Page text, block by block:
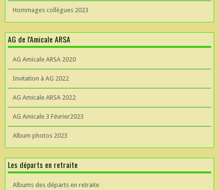
Hommages collègues 2023
AG de l'Amicale ARSA
AG Amicale ARSA 2020
Invitation à AG 2022
AG Amicale ARSA 2022
AG Amicale 3 Février2023
Album photos 2023
Les départs en retraite
Albums des départs en retraite